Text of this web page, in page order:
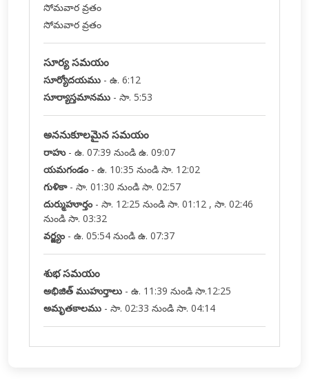
సోమవార వ్రతం
సోమవార వ్రతం
సూర్య సమయం
సూర్యోదయము - ఉ. 6:12
సూర్యాస్తమానము - సా. 5:53
అననుకూలమైన సమయం
రాహు- ఉ. 07:39 నుండి ఉ. 09:07
యమగండం- ఉ. 10:35 నుండి సా. 12:02
గుళికా- సా. 01:30 నుండి సా. 02:57
దుర్ముహూర్తం- సా. 12:25 నుండి సా. 01:12 , సా. 02:46
నుండి సా. 03:32
వర్జ్యం- ఉ. 05:54 నుండి ఉ. 07:37
శుభ సమయం
అభిజిత్ ముహుర్తాలు - ఉ. 11:39 నుండి సా.12:25
అమృతకాలము - సా. 02:33 నుండి సా. 04:14